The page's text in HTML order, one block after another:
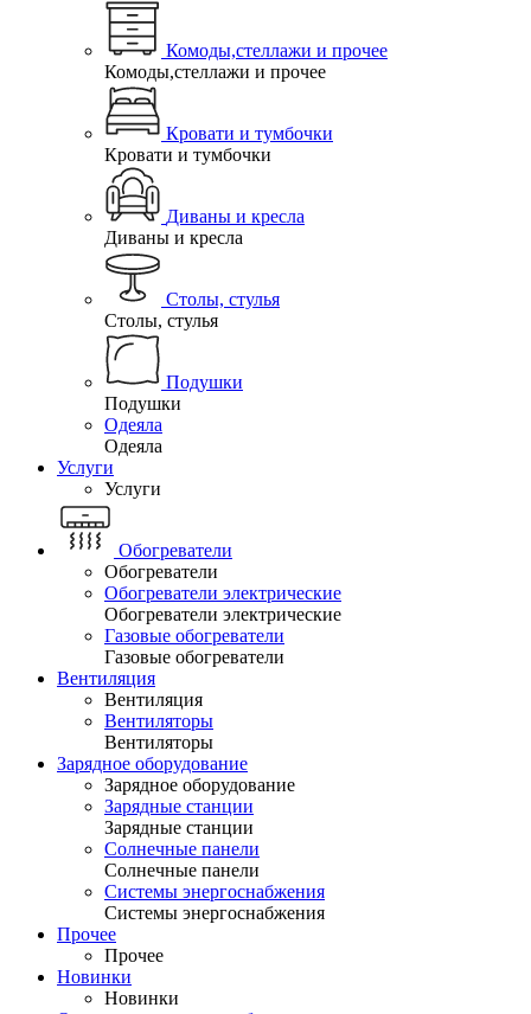
Комоды,стеллажи и прочее
Комоды,стеллажи и прочее
Кровати и тумбочки
Кровати и тумбочки
Диваны и кресла
Диваны и кресла
Столы, стулья
Столы, стулья
Подушки
Подушки
Одеяла
Одеяла
Услуги
Услуги
Обогреватели
Обогреватели
Обогреватели электрические
Обогреватели электрические
Газовые обогреватели
Газовые обогреватели
Вентиляция
Вентиляция
Вентиляторы
Вентиляторы
Зарядное оборудование
Зарядное оборудование
Зарядные станции
Зарядные станции
Солнечные панели
Солнечные панели
Системы энергоснабжения
Системы энергоснабжения
Прочее
Прочее
Новинки
Новинки